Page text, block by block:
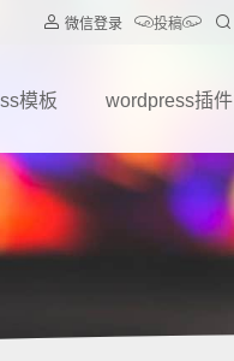
微信登录 投稿
模板 wordpress插件